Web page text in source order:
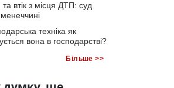
втік з місця ДТП: суд
техніка як
вона в господарстві?
Більше >>